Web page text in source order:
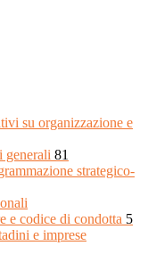
su organizzazione e
generali 81
strategico-
e codice di condotta 5
e imprese